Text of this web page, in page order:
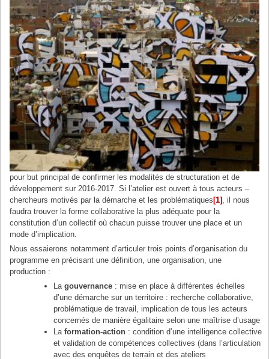
pour but principal de confirmer les modalités de structuration et de
développement sur 2016-2017. Si l’atelier est ouvert à tous acteurs –
chercheurs motivés par la démarche et les problématiques[1] , il nous
faudra trouver la forme collaborative la plus adéquate pour la
constitution d’un collectif où chacun puisse trouver une place et un
mode d’implication.
Nous essaierons notamment d’articuler trois points d’organisation du
programme en précisant une définition, une organisation, une
production :
Lagouvernance : mise en place à différentes échelles
d’une démarche sur un territoire : recherche collaborative,
problématique de travail, implication de tous les acteurs
concernés de manière égalitaire selon une maîtrise d’usage
Laformation-action : condition d’une intelligence collective
et validation de compétences collectives (dans l’articulation
avec des enquêtes de terrain et des ateliers